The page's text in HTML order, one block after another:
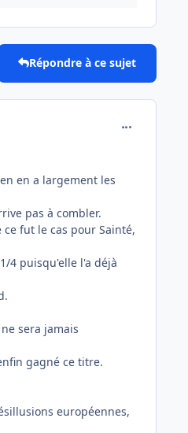
Répondre à ce sujet
en a largement les
pas à combler.
fut le cas pour Sainté,
4 puisqu'elle l'a déjà
sera jamais
gagné ce titre.
européennes,